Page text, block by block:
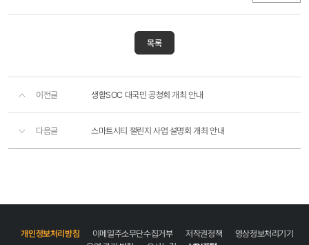
목록
이전글 생활SOC 대국민 공청회 개최 안내
다음글 스마트시티 챌린지 사업 설명회 개최 안내
개인정보처리방침 이메일주소무단수집거부 저작권정책
영상정보처리기기